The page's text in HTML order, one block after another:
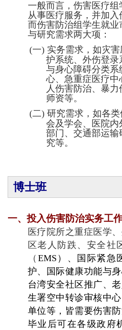
一般而言，伤害医疗
从事医疗服务，并加入
而伤害防治组学生就
与研究需求两大项：
(一) 实务需求，如灾
护系统、外伤登
与身心障碍分类系
心、急重症医疗
人伤害防治、暴
师资等。
(二) 研究需求，如各
会及学会、医院
部门、交通部运
究等。
博士班
一、投入伤害防治实务工作
医疗院所之重症医学
区老人防跌、安全社
（ EMS ）、国际紧急
护、国际健康功能与
台湾安全社区推广、
生署空中转诊审核中
单位等，皆需要伤害
毕业后可在各级政府